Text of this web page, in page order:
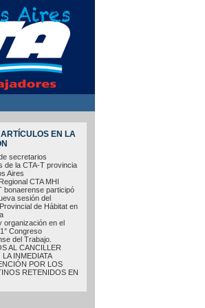
EN LA
secretarios
de la CTA-T provincia
Aires
CTA MHI
bonaerense participó
sesión del
de Hábitat en
organización en el
Congreso
del Trabajo.
AL CANCILLER
INMEDIATA
POR LOS
RETENIDOS EN